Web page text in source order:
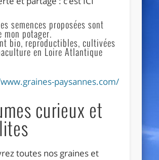
semences proposées sont
mon potager.
bio, reproductibles, cultivées
en Loire Atlantique
paysannes.com/
curieux et
toutes nos graines et